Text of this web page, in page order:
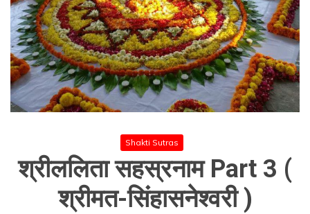
Shakti Sutras
श्रीललिता सहस्रनाम Part 3 (
श्रीमत-सिंहासनेश्वरी )